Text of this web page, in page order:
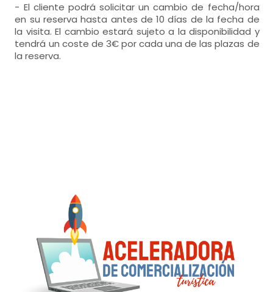
- El cliente podrá solicitar un cambio de fecha/hora
en su reserva hasta antes de 10 días de la fecha de
la visita. El cambio estará sujeto a la disponibilidad y
tendrá un coste de 3€ por cada una de las plazas de
la reserva.